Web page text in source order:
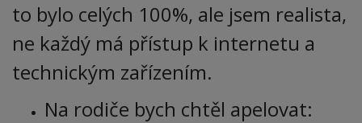
to bylo celých 100%, ale jsem realista,
ne každý má přístup k internetu a
technickým zařízením.
Na rodiče bych chtěl apelovat: